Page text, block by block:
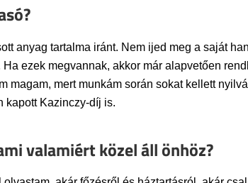
anyag tartalma iránt. Nem ijed meg a saját
ezek megvannak, akkor már alapvetően
magam, mert munkám során sokat kellett
kapott Kazinczy-díj is.
valamiért közel áll önhöz?